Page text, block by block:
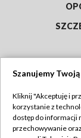
Abonament
Szanujemy
Kliknij "Akceptuję i
korzystanie z
dostęp do informacji
przechowywanie